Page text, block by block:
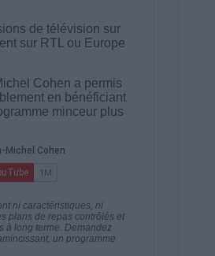
de télévision sur
sur RTL ou Europe
Cohen a permis
en bénéficiant
minceur plus
ni caractéristiques, ni
plans de repas contrôlés et
à long terme. Demandez
un programme